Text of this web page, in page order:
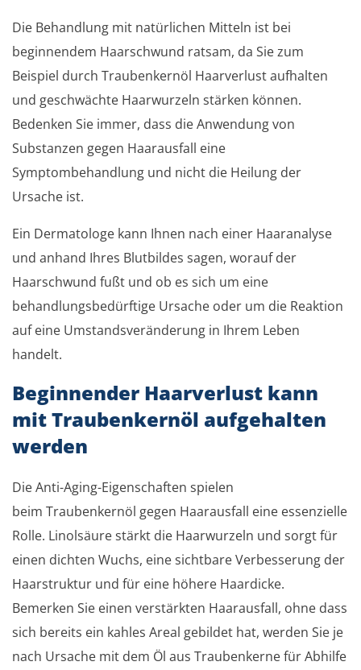
Die Behandlung mit natürlichen Mitteln ist bei
beginnendem Haarschwund ratsam, da Sie zum
Beispiel durch Traubenkernöl Haarverlust aufhalten
und geschwächte Haarwurzeln stärken können.
Bedenken Sie immer, dass die Anwendung von
Substanzen gegen Haarausfall eine
Symptombehandlung und nicht die Heilung der
Ursache ist.
Ein Dermatologe kann Ihnen nach einer Haaranalyse
und anhand Ihres Blutbildes sagen, worauf der
Haarschwund fußt und ob es sich um eine
behandlungsbedürftige Ursache oder um die Reaktion
auf eine Umstandsveränderung in Ihrem Leben
handelt.
Beginnender Haarverlust kann
mit Traubenkernöl aufgehalten
werden
Die Anti-Aging-Eigenschaften spielen
beim Traubenkernöl gegen Haarausfall eine essenzielle
Rolle. Linolsäure stärkt die Haarwurzeln und sorgt für
einen dichten Wuchs, eine sichtbare Verbesserung der
Haarstruktur und für eine höhere Haardicke.
Bemerken Sie einen verstärkten Haarausfall, ohne dass
sich bereits ein kahles Areal gebildet hat, werden Sie je
nach Ursache mit dem Öl aus Traubenkerne für Abhilfe